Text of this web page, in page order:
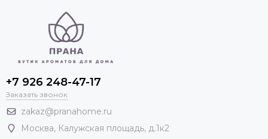
+7 926 248-47-17
Заказать звонок
zakaz@pranahome.ru
Москва, Калужская площадь, д.1к2